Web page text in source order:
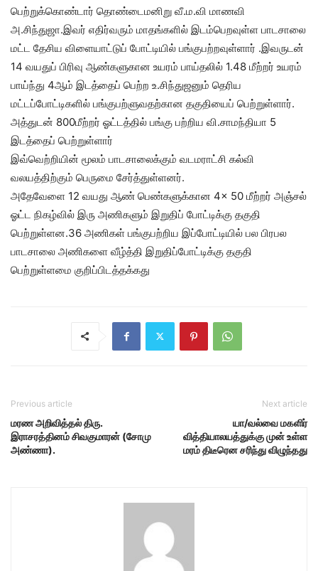
பெற்றுக்கொண்டார் தொண்டைமனிறு வீ.ம.வி மாணவி
அ.சிந்துஜா.இவர் எதிர்வரும் மாதங்களில் இடம்பெறவுள்ள பாடசாலை
மட்ட தேசிய விளையாட்டுப் போட்டியில் பங்குபற்றவுள்ளார் .இவருடன்
14 வயதுப் பிரிவு ஆண்களுகான உயரம் பாய்தலில் 1.48 மீற்றர் உயரம்
பாய்ந்து 4ஆம் இடத்தைப் பெற்ற உ.சிந்துஜனும் தெரிய
மட்டப்போட்டிகளில் பங்குபற்ளுவதற்கான தகுதியைப் பெற்றுள்ளார்.
அத்துடன் 800மீற்றர் ஓட்டத்தில் பங்கு பற்றிய வி.சாமந்தியா 5
இடத்தைப் பெற்றுள்ளார்
இவ்வெற்றியின் மூலம் பாடசாலைக்கும் வடமராட்சி கல்வி
வலயத்திற்கும் பெருமை சேர்த்துள்ளனர்.
அதேவேளை 12 வயது ஆண் பெண்களுக்கான 4× 50 மீற்றர் அஞ்சல்
ஓட்ட நிகழ்வில் இரு அணிகளும் இறுதிப் போட்டிக்கு தகுதி
பெற்றுள்ளன.36 அணிகள் பங்குபற்றிய இப்போட்டியில் பல பிரபல
பாடசாலை அணிகளை வீழ்த்தி இறுதிப்போட்டிக்கு தகுதி
பெற்றுள்ளமை குறிப்பிடத்தக்கது
Previous article
மரண அறிவித்தல் திரு.
இராசரத்தினம் சிவகுமாரன் (சோமு
அண்ணா).
Next article
யா/வல்வை மகளிர்
வித்தியாலயத்துக்கு முன் உள்ள
மரம் திடீரென சரிந்து விழுந்தது